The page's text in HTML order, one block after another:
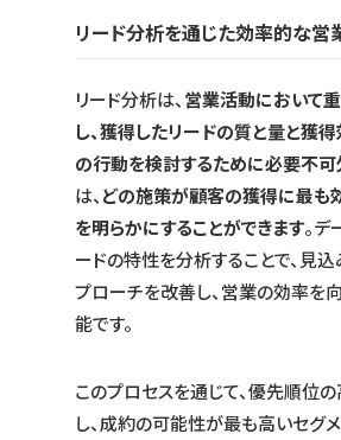
リード分析を通じた効率的な営
リード分析は、営業活動において
し、獲得したリードの質と量と獲
の行動を検討するために必要不可
は、どの施策が顧客の獲得に最も
を明らかにすることができます。デ
ードの特性を分析することで、見
プローチを改善し、営業の効率を
能です。
このプロセスを通じて、優先順位
し、成約の可能性が最も高いセグ